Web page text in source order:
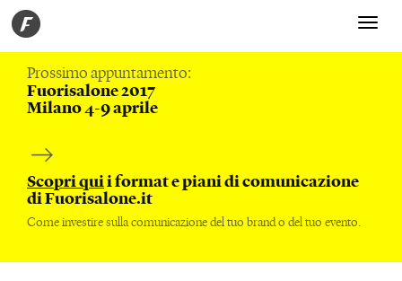
Toggle
Prossimo appuntamento:
Fuorisalone 2017
Milano 4-9 aprile
Scopri quii format e piani di comunicazione
di Fuorisalone.it
Come investire sulla comunicazione del tuo brand o del tuo evento.